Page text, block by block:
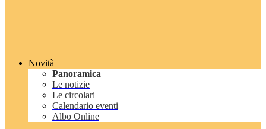
Novità
Panoramica
Le notizie
Le circolari
Calendario eventi
Albo Online